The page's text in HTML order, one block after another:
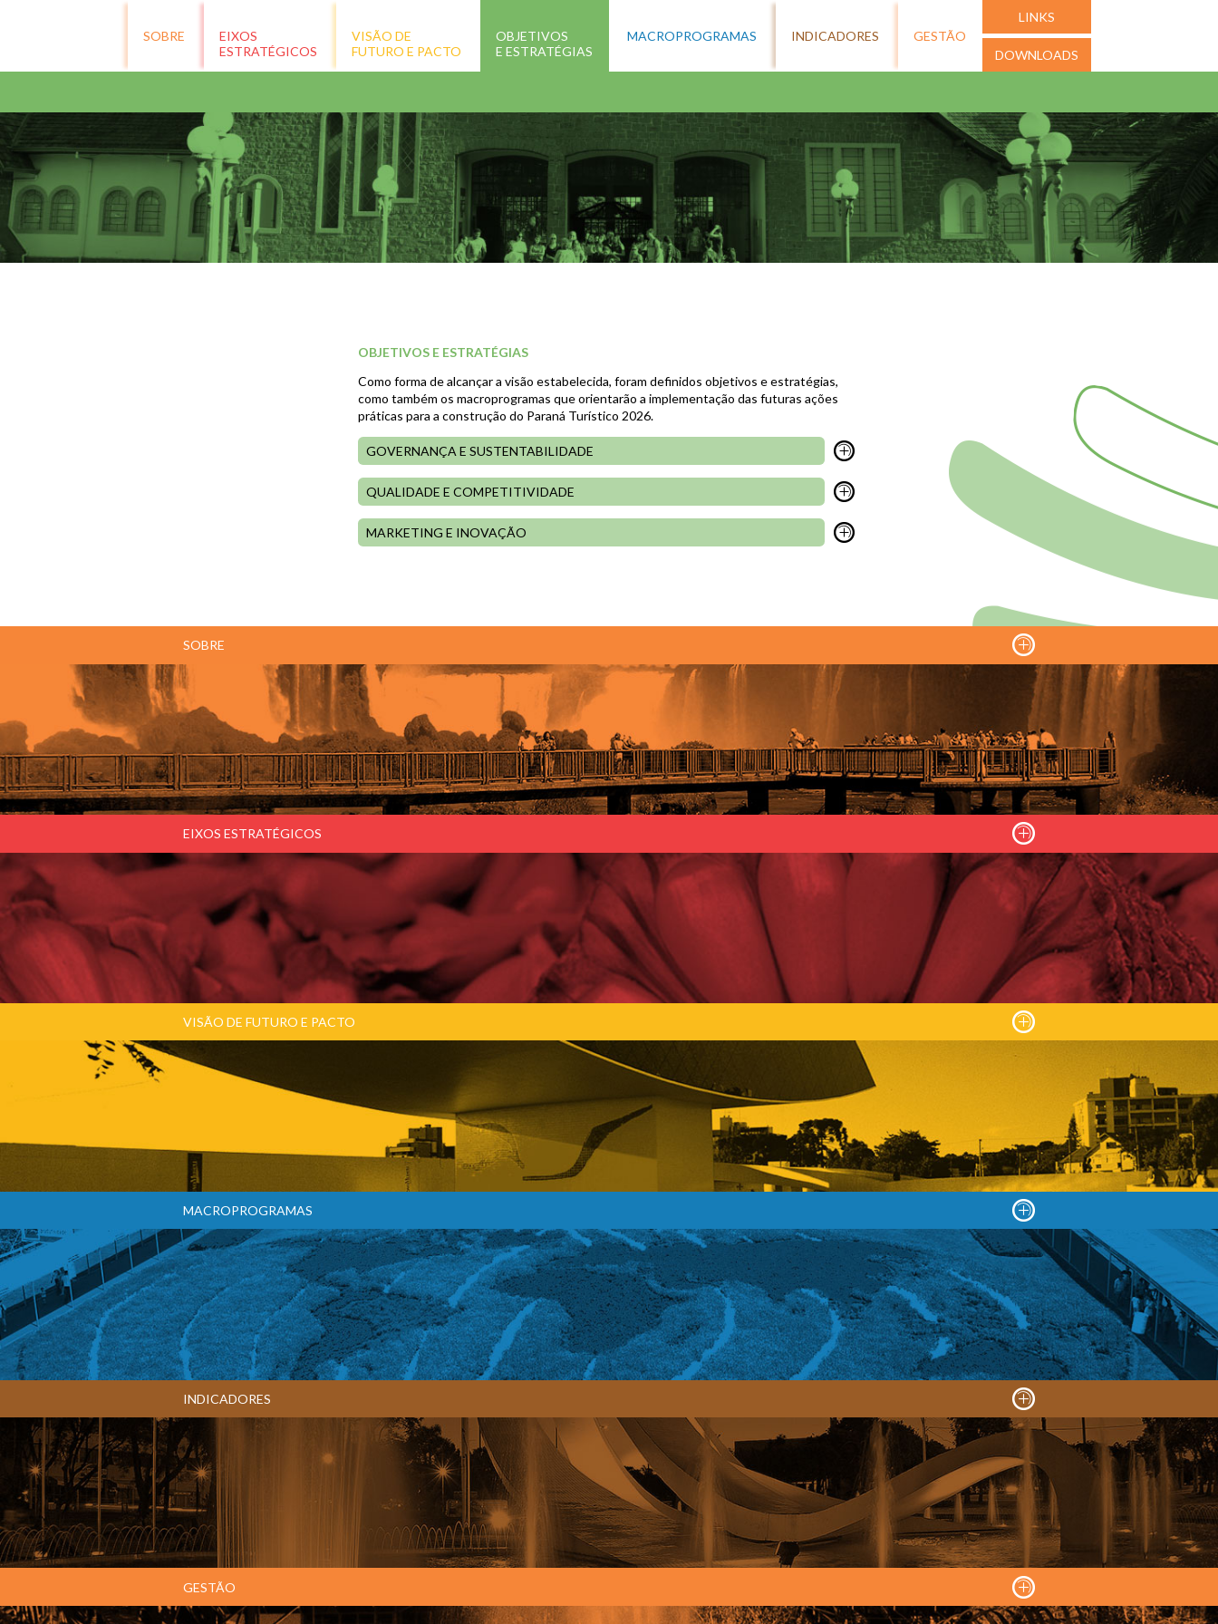
SOBRE
EIXOS
ESTRATÉGICOS
VISÃO DE
FUTURO E PACTO
OBJETIVOS
E ESTRATÉGIAS
MACROPROGRAMAS INDICADORES GESTÃO
LINKS
DOWNLOADS
OBJETIVOS E ESTRATÉGIAS
Como forma de alcançar a visão estabelecida, foram definidos objetivos e estratégias,
como também os macroprogramas que orientarão a implementação das futuras ações
práticas para a construção do Paraná Turístico 2026.
GOVERNANÇA E SUSTENTABILIDADE
QUALIDADE E COMPETITIVIDADE
MARKETING E INOVAÇÃO
SOBRE
EIXOS ESTRATÉGICOS
VISÃO DE FUTURO E PACTO
MACROPROGRAMAS
INDICADORES
GESTÃO